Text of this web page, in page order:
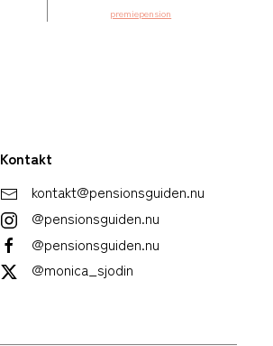
premiepension
Kontakt
kontakt@pensionsguiden.nu
@pensionsguiden.nu
@pensionsguiden.nu
@monica_sjodin